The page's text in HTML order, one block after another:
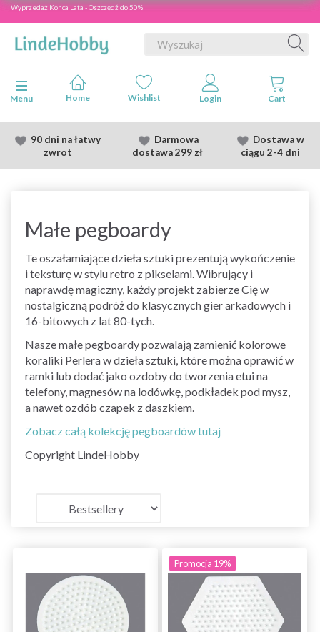
Wyprzedaż Konca Lata - Oszczędź do 50%
Przełącz nawigację
Menu
90 dni na łatwy
zwrot
Darmowa
dostawa299 zł
Dostawaw
ciągu 2-4 dni
Małe pegboardy
Te oszałamiające dzieła sztuki prezentują wykończenie
i teksturę w stylu retro z pikselami. Wibrujący i
naprawdę magiczny, każdy projekt zabierze Cię w
nostalgiczną podróż do klasycznych gier arkadowych i
16-bitowych z lat 80-tych.
Nasze małe pegboardy pozwalają zamienić kolorowe
koraliki Perlera w dzieła sztuki, które można oprawić w
ramki lub dodać jako ozdoby do tworzenia etui na
telefony, magnesów na lodówkę, podkładek pod mysz,
a nawet ozdób czapek z daszkiem.
Zobacz całą kolekcję pegboardów tutaj
Copyright LindeHobby
Promocja 19%